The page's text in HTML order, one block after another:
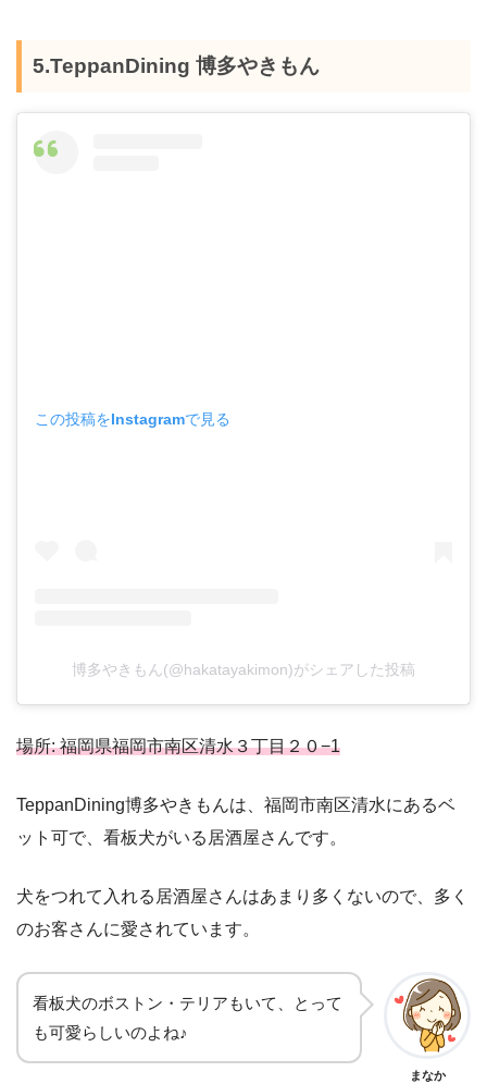
5.TeppanDining 博多やきもん
この投稿をInstagramで見る
博多やきもん(@hakatayakimon)がシェアした投稿
場所: 福岡県福岡市南区清水３丁目２０−1
TeppanDining博多やきもんは、福岡市南区清水にあるベ
ット可で、看板犬がいる居酒屋さんです。
犬をつれて入れる居酒屋さんはあまり多くないので、多く
のお客さんに愛されています。
看板犬のボストン・テリアもいて、とって
も可愛らしいのよね♪
まなか